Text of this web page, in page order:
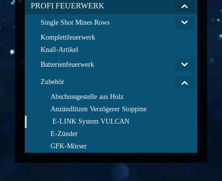
PROFI FEUERWERK
Single Shot Mines Rows
Komplettfeuerwerk
Knall-Artikel
Batterienfeuerwerk
Zubehör
Abschussgestelle aus Holz
Anzündlitzen Verzögerer Stoppine
E-LINK System VULCAN
E-Zünder
GFK-Mörser